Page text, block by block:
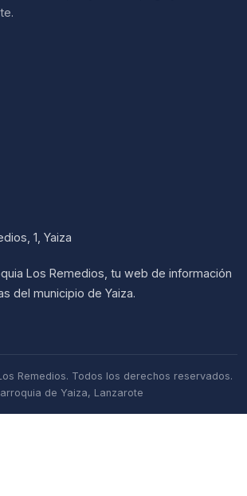
1, Yaiza
Los Remedios, tu web de información
del municipio de Yaiza.
Remedios. Todos los derechos reservados.
de Yaiza, Lanzarote